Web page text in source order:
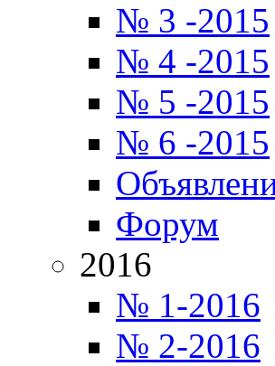
№ 3 -2015
№ 4 -2015
№ 5 -2015
№ 6 -2015
Форум
2016
№ 1-2016
№ 2-2016